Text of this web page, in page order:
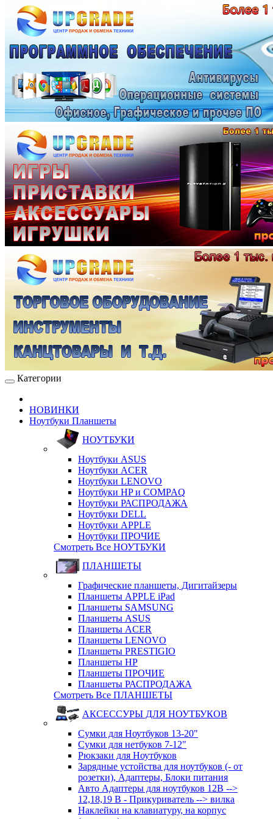
Категории
НОВИНКИ
Ноутбуки Планшеты
НОУТБУКИ
Ноутбуки ASUS
Ноутбуки ACER
Ноутбуки LENOVO
Ноутбуки HP и COMPAQ
Ноутбуки РАСПРОДАЖА
Ноутбуки DELL
Ноутбуки APPLE
Ноутбуки ПРОЧИЕ
Смотреть Все НОУТБУКИ
ПЛАНШЕТЫ
Графические планшеты, Дигитайзеры
Планшеты APPLE iPad
Планшеты SAMSUNG
Планшеты ASUS
Планшеты ACER
Планшеты LENOVO
Планшеты PRESTIGIO
Планшеты HP
Планшеты ПРОЧИЕ
Планшеты РАСПРОДАЖА
Смотреть Все ПЛАНШЕТЫ
АКСЕССУРЫ ДЛЯ НОУТБУКОВ
Сумки для Ноутбуков 13-20"
Сумки для нетбуков 7-12"
Рюкзаки для Ноутбуков
Зарядные устойства для ноутбуков (- от
розетки), Адаптеры, Блоки питания
Авто Адаптеры для ноутбуков 12В -->
12,18,19 В - Прикуриватель --> вилка
Наклейки на клавиатуру, на корпус